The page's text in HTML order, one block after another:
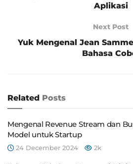
Aplikasi
Next Post
Yuk Mengenal Jean
Bahasa
Related Posts
Mengenal Revenue Stream dan
Model untuk Startup
24 December 2024 2k